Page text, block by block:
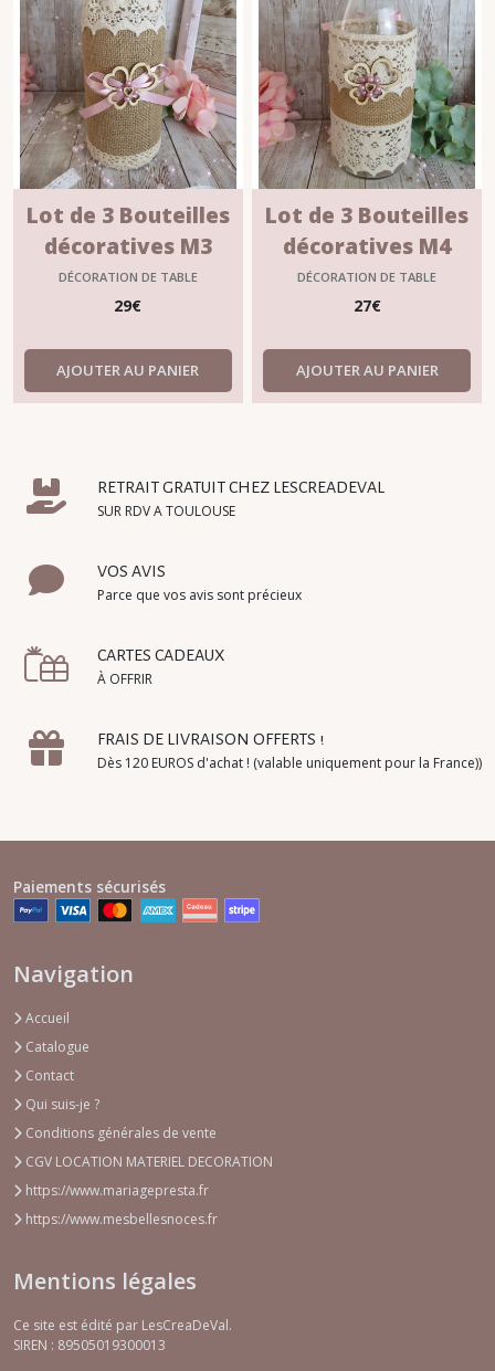
Lot de 3 Bouteilles
décoratives M3
?"ALIENOR" en rose
DÉCORATION DE TABLE
29€
AJOUTER AU PANIER
Lot de 3 Bouteilles
décoratives M4
?"ALIENOR" en rose
DÉCORATION DE TABLE
27€
AJOUTER AU PANIER
RETRAIT GRATUIT CHEZ LESCREADEVAL
SUR RDV A TOULOUSE
VOS AVIS
Parce que vos avis sont précieux
CARTES CADEAUX
À OFFRIR
FRAIS DE LIVRAISON OFFERTS !
Dès 120 EUROS d'achat ! (valable uniquement pour la France))
Paiements sécurisés
Navigation
Accueil
Catalogue
Contact
Qui suis-je ?
Conditions générales de vente
CGV LOCATION MATERIEL DECORATION
https://www.mariagepresta.fr
https://www.mesbellesnoces.fr
Mentions légales
Ce site est édité par LesCreaDeVal.
SIREN : 89505019300013